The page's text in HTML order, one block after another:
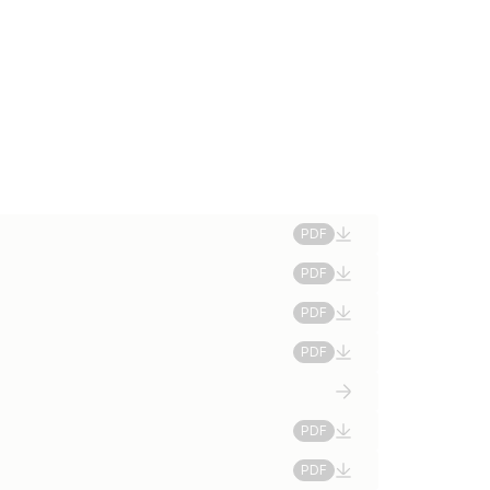
PDF
PDF
PDF
PDF
PDF
PDF